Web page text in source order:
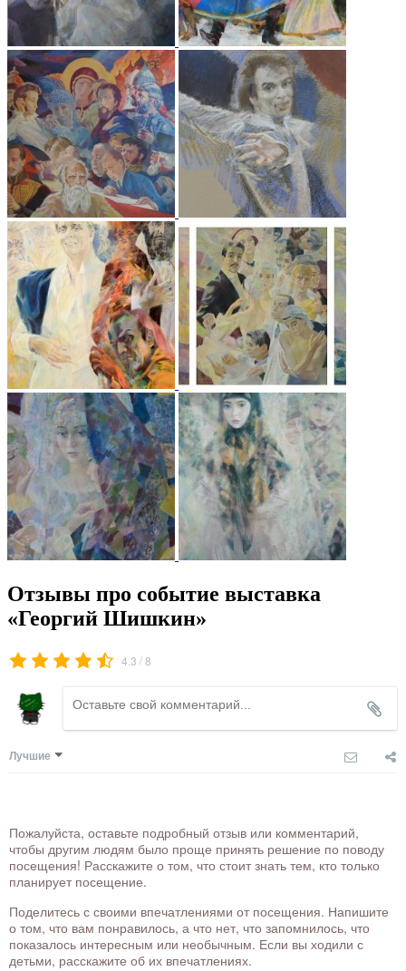
Отзывы про событие выставка
«Георгий Шишкин»
4.3 /8
Лучшие
Пожалуйста, оставьте подробный отзыв или комментарий,
чтобы другим людям было проще принять решение по поводу
посещения! Расскажите о том, что стоит знать тем, кто только
планирует посещение.
Поделитесь с своими впечатлениями от посещения. Напишите
о том, что вам понравилось, а что нет, что запомнилось, что
показалось интересным или необычным. Если вы ходили с
детьми, расскажите об их впечатлениях.